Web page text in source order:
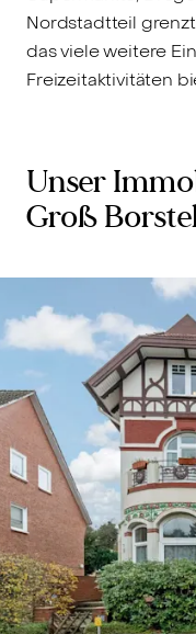
Nordstadtteil
das viele weitere
Freizeitaktivitäten
Unser
Groß